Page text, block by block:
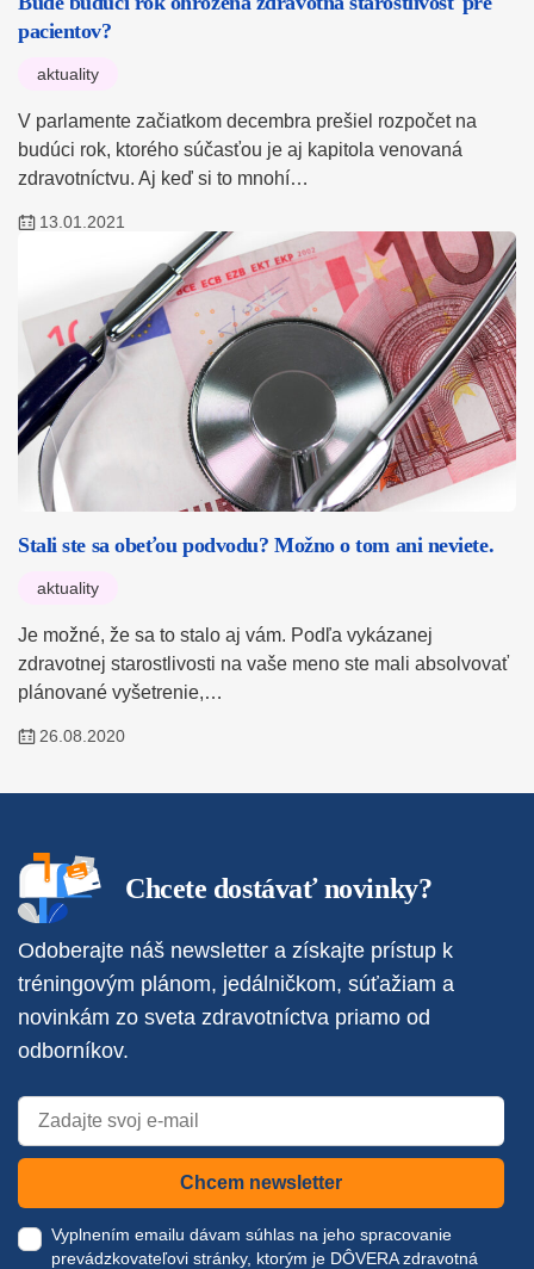
pacientov?
aktuality
V parlamente začiatkom decembra prešiel rozpočet na
budúci rok, ktorého súčasťou je aj kapitola venovaná
zdravotníctvu. Aj keď si to mnohí…
13.01.2021
Stali ste sa obeťou podvodu? Možno o tom ani neviete.
aktuality
Je možné, že sa to stalo aj vám. Podľa vykázanej
zdravotnej starostlivosti na vaše meno ste mali absolvovať
plánované vyšetrenie,…
26.08.2020
Chcete dostávať novinky?
Odoberajte náš newsletter a získajte prístup k
tréningovým plánom, jedálničkom, súťažiam a
novinkám zo sveta zdravotníctva priamo od
odborníkov.
Chcem newsletter
Vyplnením emailu dávam súhlas na jeho spracovanie
prevádzkovateľovi stránky, ktorým je DÔVERA zdravotná